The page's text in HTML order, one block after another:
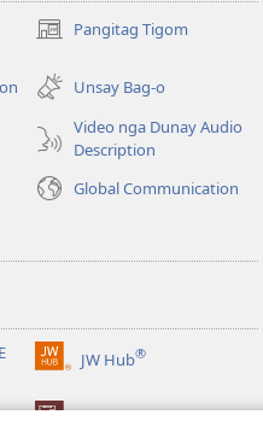
Pangitag Tigom
(mo-
ug
ong
window)
Unsay Bag-o
Video nga Dunay Audio
Description
Global Communication
JW Hub®
(mo-
ug